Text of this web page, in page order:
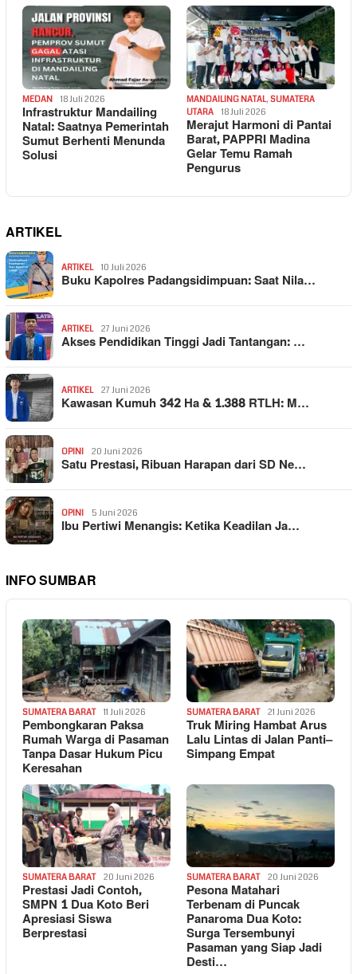
MEDAN 18 Juli 2026
Infrastruktur Mandailing
Natal: Saatnya Pemerintah
Sumut Berhenti Menunda
Solusi
MANDAILING NATAL, SUMATERA
UTARA
18 Juli 2026
Merajut Harmoni di Pantai
Barat, PAPPRI Madina
Gelar Temu Ramah
Pengurus
ARTIKEL
ARTIKEL 10 Juli 2026
Buku Kapolres Padangsidimpuan: Saat Nila…
ARTIKEL 27 Juni 2026
Akses Pendidikan Tinggi Jadi Tantangan: …
ARTIKEL 27 Juni 2026
Kawasan Kumuh 342 Ha & 1.388 RTLH: M…
OPINI 20 Juni 2026
Satu Prestasi, Ribuan Harapan dari SD Ne…
OPINI 5 Juni 2026
Ibu Pertiwi Menangis: Ketika Keadilan Ja…
INFO SUMBAR
SUMATERA BARAT 11 Juli 2026
Pembongkaran Paksa
Rumah Warga di Pasaman
Tanpa Dasar Hukum Picu
Keresahan
SUMATERA BARAT 21 Juni 2026
Truk Miring Hambat Arus
Lalu Lintas di Jalan Panti–
Simpang Empat
SUMATERA BARAT 20 Juni 2026
Prestasi Jadi Contoh,
SMPN 1 Dua Koto Beri
Apresiasi Siswa
Berprestasi
SUMATERA BARAT 20 Juni 2026
Pesona Matahari
Terbenam di Puncak
Panaroma Dua Koto:
Surga Tersembunyi
Pasaman yang Siap Jadi
Desti…